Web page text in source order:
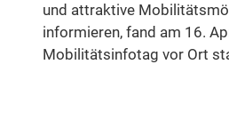
und attraktive
informieren, fand am 16.
Mobilitätsinfotag vor Ort